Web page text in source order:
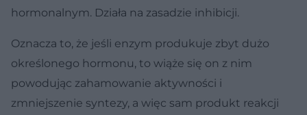
hormonalnym. Działa na zasadzie inhibicji.
Oznacza to, że jeśli enzym produkuje zbyt dużo
określonego hormonu, to wiąże się on z nim
powodując zahamowanie aktywności i
zmniejszenie syntezy, a więc sam produkt reakcji